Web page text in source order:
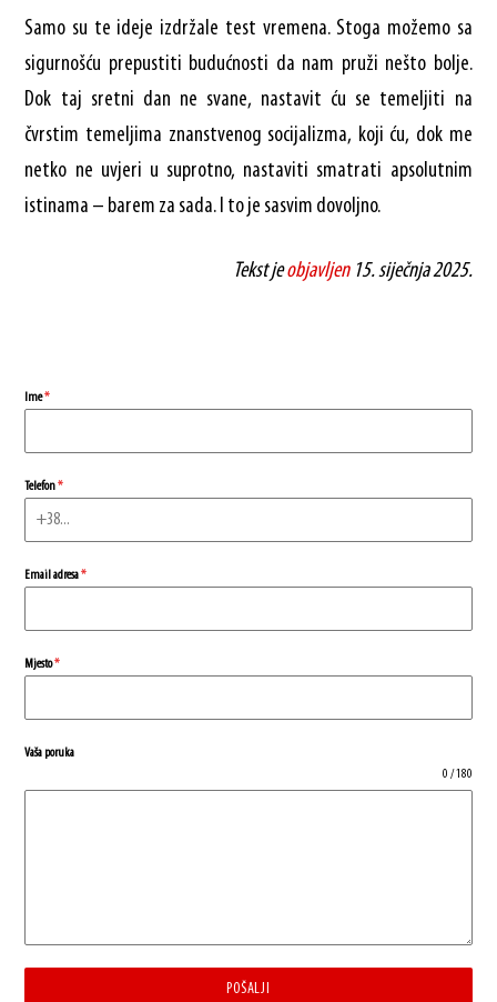
Samo su te ideje izdržale test vremena. Stoga možemo sa
sigurnošću prepustiti budućnosti da nam pruži nešto bolje.
Dok taj sretni dan ne svane, nastavit ću se temeljiti na
čvrstim temeljima znanstvenog socijalizma, koji ću, dok me
netko ne uvjeri u suprotno, nastaviti smatrati apsolutnim
istinama – barem za sada. I to je sasvim dovoljno.
Tekst jeobjavljen15. siječnja 2025.
Ime*
Telefon*
Email adresa*
Mjesto*
Vaša poruka
0 / 180
POŠALJI